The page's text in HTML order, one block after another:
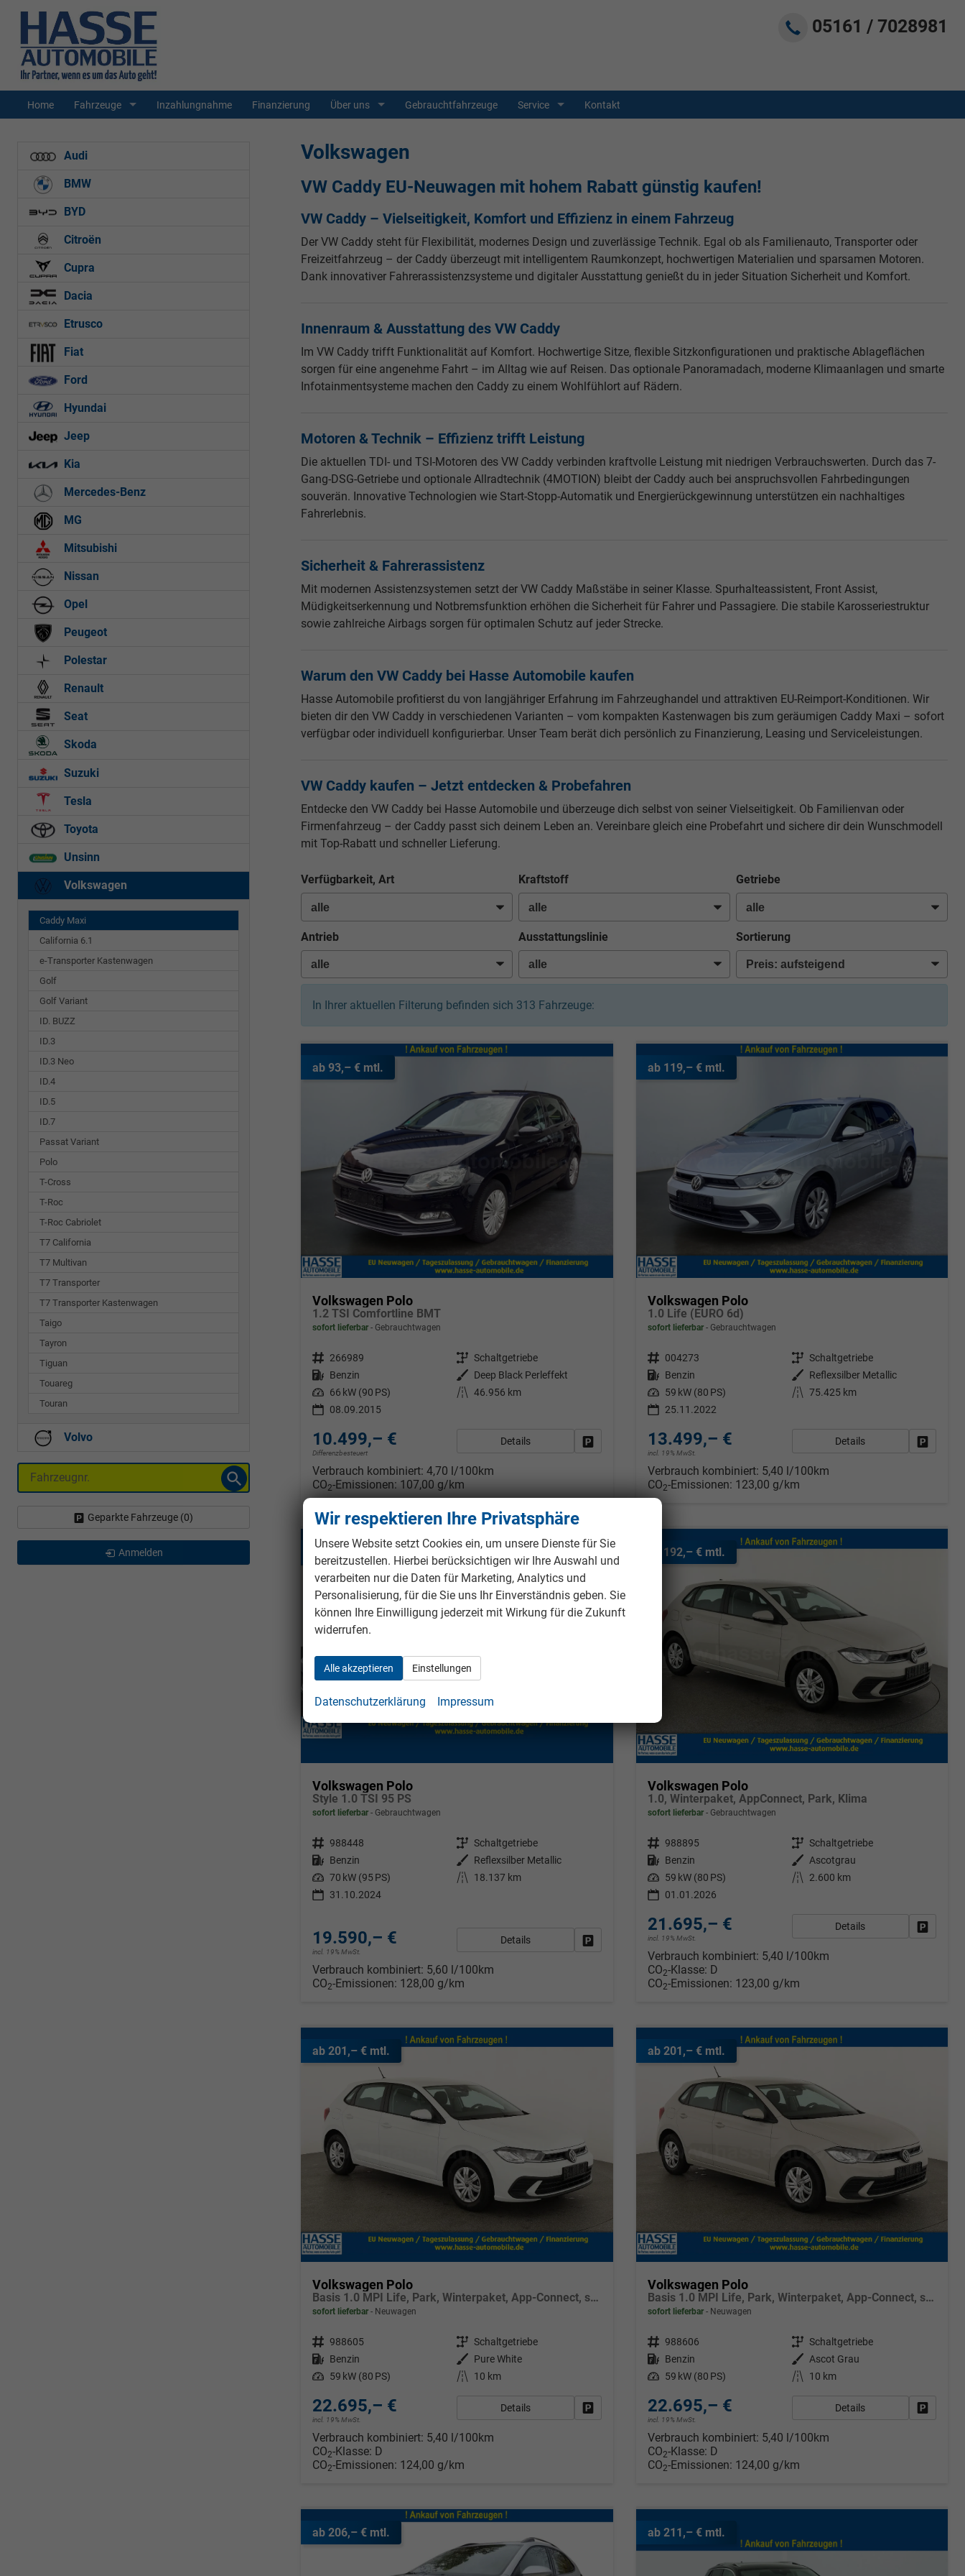
05161 / 7028981
Home Fahrzeuge Inzahlungnahme Finanzierung Über uns Gebrauchtfahrzeuge Service Kontakt
Volkswagen
VW Caddy EU-Neuwagen mit hohem Rabatt günstig kaufen!
VW Caddy – Vielseitigkeit, Komfort und Effizienz in einem Fahrzeug
Der VW Caddy steht für Flexibilität, modernes Design und zuverlässige Technik. Egal ob als Familienauto, Transporter oder
Freizeitfahrzeug – der Caddy überzeugt mit intelligentem Raumkonzept, hochwertigen Materialien und sparsamen Motoren.
Dank innovativer Fahrerassistenzsysteme und digitaler Ausstattung genießt du in jeder Situation Sicherheit und Komfort.
Innenraum & Ausstattung des VW Caddy
Im VW Caddy trifft Funktionalität auf Komfort. Hochwertige Sitze, flexible Sitzkonfigurationen und praktische Ablageflächen
sorgen für eine angenehme Fahrt – im Alltag wie auf Reisen. Das optionale Panoramadach, moderne Klimaanlagen und smarte
Infotainmentsysteme machen den Caddy zu einem Wohlfühlort auf Rädern.
Motoren & Technik – Effizienz trifft Leistung
Die aktuellen TDI- und TSI-Motoren des VW Caddy verbinden kraftvolle Leistung mit niedrigen Verbrauchswerten. Durch das 7-
Gang-DSG-Getriebe und optionale Allradtechnik (4MOTION) bleibt der Caddy auch bei anspruchsvollen Fahrbedingungen
souverän. Innovative Technologien wie Start-Stopp-Automatik und Energierückgewinnung unterstützen ein nachhaltiges
Fahrerlebnis.
Sicherheit & Fahrerassistenz
Mit modernen Assistenzsystemen setzt der VW Caddy Maßstäbe in seiner Klasse. Spurhalteassistent, Front Assist,
Müdigkeitserkennung und Notbremsfunktion erhöhen die Sicherheit für Fahrer und Passagiere. Die stabile Karosseriestruktur
sowie zahlreiche Airbags sorgen für optimalen Schutz auf jeder Strecke.
Warum den VW Caddy bei Hasse Automobile kaufen
Hasse Automobile profitierst du von langjähriger Erfahrung im Fahrzeughandel und attraktiven EU-Reimport-Konditionen. Wir
bieten dir den VW Caddy in verschiedenen Varianten – vom kompakten Kastenwagen bis zum geräumigen Caddy Maxi – sofort
verfügbar oder individuell konfigurierbar. Unser Team berät dich persönlich zu Finanzierung, Leasing und Serviceleistungen.
VW Caddy kaufen – Jetzt entdecken & Probefahren
Entdecke den VW Caddy bei Hasse Automobile und überzeuge dich selbst von seiner Vielseitigkeit. Ob Familienvan oder
Firmenfahrzeug – der Caddy passt sich deinem Leben an. Vereinbare gleich eine Probefahrt und sichere dir dein Wunschmodell
mit Top-Rabatt und schneller Lieferung.
Verfügbarkeit, Art Kraftstoff Getriebe
Antrieb Ausstattungslinie Sortierung
In Ihrer aktuellen Filterung befinden sich 313 Fahrzeuge:
ab 93,– € mtl.
Volkswagen Polo
1.2 TSI Comfortline BMT
sofort lieferbar Gebrauchtwagen
Fahrzeugnr. 266989 Getriebe Schaltgetriebe
Kraftstoff Benzin Außenfarbe
Deep Black Perleffekt
Leistung 66 kW (90 PS) Kilometerstand 46.956 km
08.09.2015
10.499,– €
Differenzbesteuert
Details Fahrzeug parken
Verbrauch kombiniert:4,70 l/100km
CO2-Emissionen: 107,00 g/km
ab 119,– € mtl.
Volkswagen Polo
1.0 Life (EURO 6d)
sofort lieferbar Gebrauchtwagen
Fahrzeugnr. 004273 Getriebe Schaltgetriebe
Kraftstoff Benzin Außenfarbe
Reflexsilber Metallic
Leistung 59 kW (80 PS) Kilometerstand 75.425 km
25.11.2022
13.499,– €
incl. 19% MwSt.
Details
Verbrauch kombiniert: 5,40 l/100km
CO2-Emissionen: 123,00 g/km
Volkswagen Polo
Style 1.0 TSI 95 PS
sofort lieferbar Gebrauchtwagen
Fahrzeugnr. 988448 Getriebe Schaltgetriebe
Kraftstoff Benzin Außenfarbe
Reflexsilber Metallic
Leistung 70 kW (95 PS) Kilometerstand
18.137 km
31.10.2024
19.590,– €
incl. 19% MwSt.
Details Fahrzeug parken
Verbrauch kombiniert: 5,60 l/100km
CO2-Emissionen: 128,00 g/km
ab 192,– € mtl.
Volkswagen Polo
1.0, Winterpaket, AppConnect, Park, Klima
sofort lieferbar Gebrauchtwagen
Fahrzeugnr. 988895 Getriebe Schaltgetriebe
Kraftstoff Benzin Außenfarbe
Ascotgrau
Leistung 59 kW (80 PS) Kilometerstand
2.600 km
01.01.2026
21.695,– €
incl. 19% MwSt.
Details
Verbrauch kombiniert: 5,40 l/100km
CO2-Klasse: D
CO2-Emissionen: 123,00 g/km
ab 201,– € mtl.
Volkswagen Polo
Basis 1.0 MPI Life, Park, Winterpaket, App-Connect, sofort
sofort lieferbar Neuwagen
Fahrzeugnr. 988605 Getriebe Schaltgetriebe
Kraftstoff Benzin Außenfarbe
Pure White
Leistung 59 kW (80 PS) Kilometerstand 10 km
22.695,– €
incl. 19% MwSt.
Details Fahrzeug parken
Verbrauch kombiniert: 5,40 l/100km
CO2-Klasse: D
CO2-Emissionen: 124,00 g/km
ab 201,– € mtl.
Volkswagen Polo
Basis 1.0 MPI Life, Park, Winterpaket, App-Connect, sofort
sofort lieferbar Neuwagen
Fahrzeugnr. 988606 Getriebe Schaltgetriebe
Kraftstoff Benzin Außenfarbe
Ascot Grau
Leistung 59 kW (80 PS) Kilometerstand 10 km
22.695,– €
incl. 19% MwSt.
Details
Verbrauch kombiniert: 5,40 l/100km
CO2-Klasse: D
CO2-Emissionen: 124,00 g/km
ab 206,– € mtl. ab 211,– € mtl.
Audi
BMW
BYD
Citroën
Cupra
Dacia
Etrusco
Fiat
Ford
Hyundai
Jeep
Kia
Mercedes-Benz
MG
Mitsubishi
Nissan
Opel
Peugeot
Polestar
Renault
Seat
Skoda
Suzuki
Tesla
Toyota
Unsinn
Volkswagen
Caddy Maxi
California 6.1
e-Transporter Kastenwagen
Golf
Golf Variant
ID. BUZZ
ID.3
ID.3 Neo
ID.4
ID.5
ID.7
Passat Variant
Polo
T-Cross
T-Roc
T-Roc Cabriolet
T7 California
T7 Multivan
T7 Transporter
T7 Transporter Kastenwagen
Taigo
Tayron
Tiguan
Touareg
Touran
Volvo
Fahrzeugnr.
Geparkte Fahrzeuge (0)
Anmelden
Wir respektieren Ihre Privatsphäre
Unsere Website setzt Cookies ein, um unsere Dienste für Sie
bereitzustellen. Hierbei berücksichtigen wir Ihre Auswahl und
verarbeiten nur die Daten für Marketing, Analytics und
Personalisierung, für die Sie uns Ihr Einverständnis geben. Sie
können Ihre Einwilligung jederzeit mit Wirkung für die Zukunft
widerrufen.
Alle akzeptieren Einstellungen
Datenschutzerklärung Impressum